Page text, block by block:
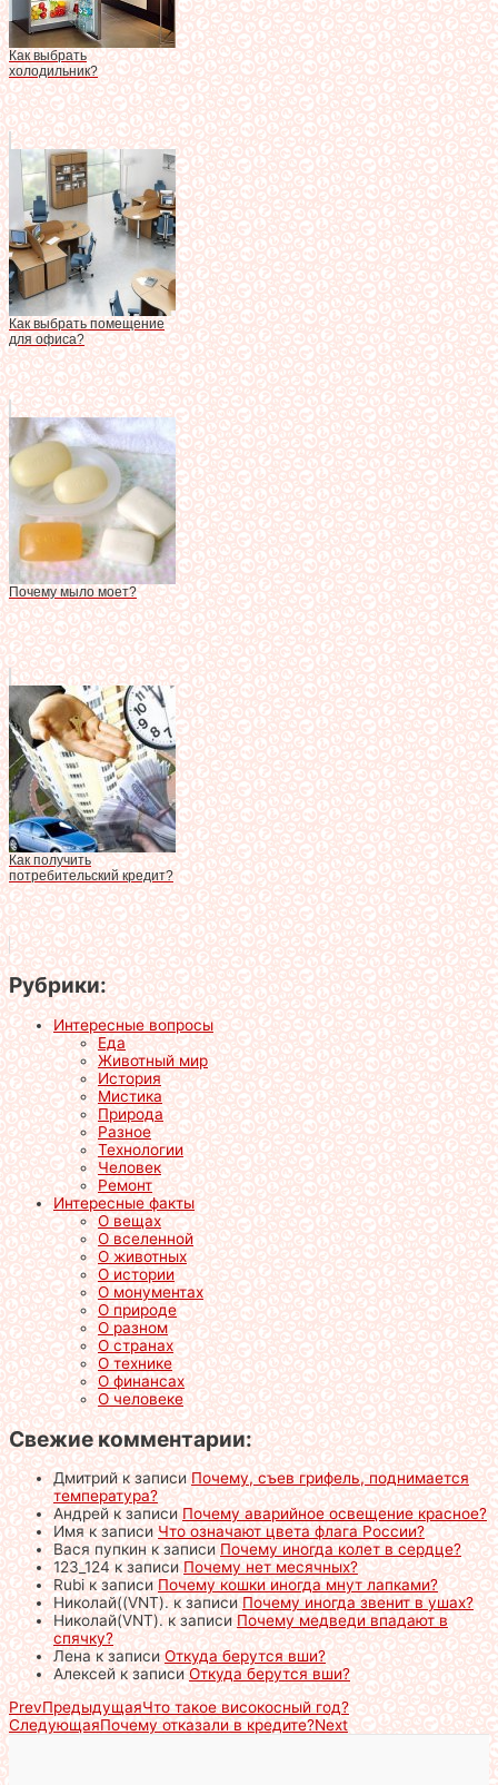
Как выбрать
холодильник?
Как выбрать помещение
для офиса?
Почему мыло моет?
Как получить
потребительский кредит?
Рубрики:
Интересные вопросы
Еда
Животный мир
История
Мистика
Природа
Разное
Технологии
Человек
Ремонт
Интересные факты
О вещах
О вселенной
О животных
О истории
О монументах
О природе
О разном
О странах
О технике
О финансах
О человеке
Свежие комментарии:
Дмитрийк записиПочему, съев грифель, поднимается
температура?
Андрейк записиПочему аварийное освещение красное?
Имяк записиЧто означают цвета флага России?
Вася пупкинк записи Почему иногда колет в сердце?
123_124к записиПочему нет месячных?
Rubiк записиПочему кошки иногда мнут лапками?
Николай((VNT).к записиПочему иногда звенит в ушах?
Николай(VNT).к записиПочему медведи впадают в
спячку?
Ленак записиОткуда берутся вши?
Алексейк записиОткуда берутся вши?
PrevПредыдущаяЧто такое високосный год?
СледующаяПочему отказали в кредите?Next